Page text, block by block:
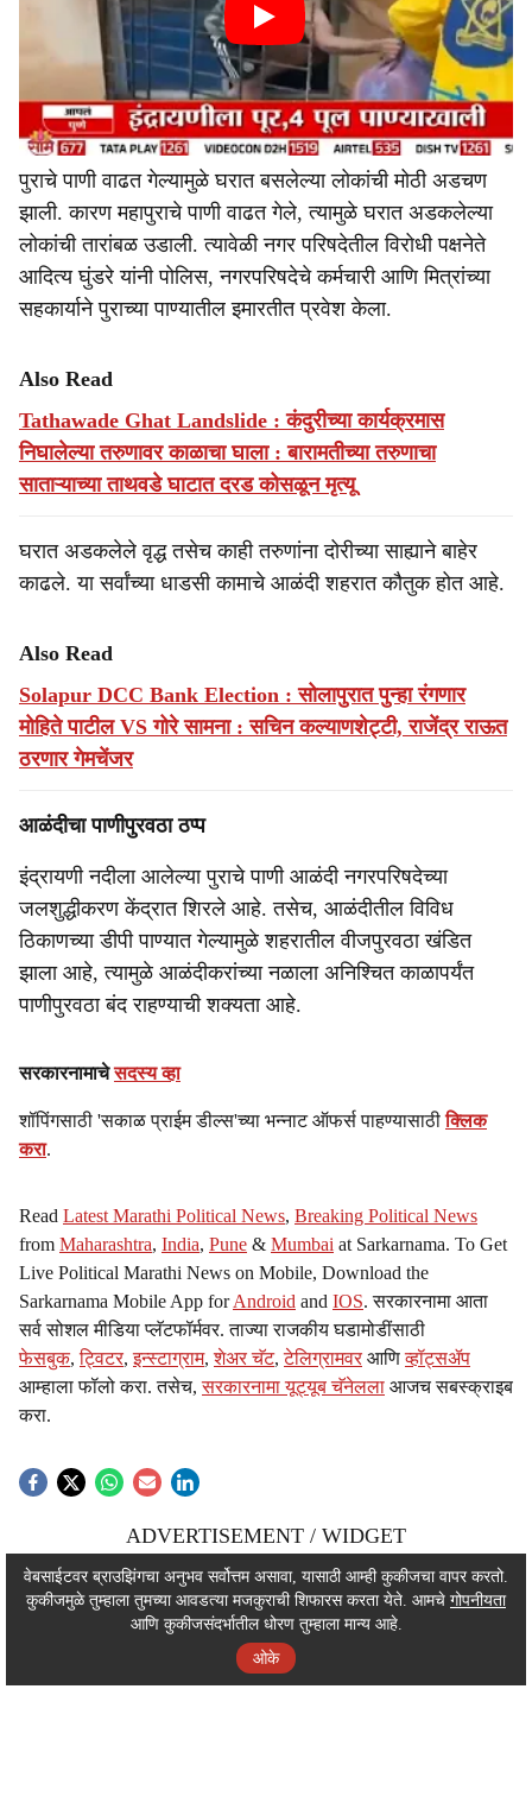
पुराचे पाणी वाढत गेल्यामुळे घरात बसलेल्या लोकांची मोठी अडचण
झाली. कारण महापुराचे पाणी वाढत गेले, त्यामुळे घरात अडकलेल्या
लोकांची तारांबळ उडाली. त्यावेळी नगर परिषदेतील विरोधी पक्षनेते
आदित्य घुंडरे यांनी पोलिस, नगरपरिषदेचे कर्मचारी आणि मित्रांच्या
सहकार्याने पुराच्या पाण्यातील इमारतीत प्रवेश केला.
Also Read
Tathawade Ghat Landslide : कंदुरीच्या कार्यक्रमास
निघालेल्या तरुणावर काळाचा घाला : बारामतीच्या तरुणाचा
साताऱ्याच्या ताथवडे घाटात दरड कोसळून मृत्यू
घरात अडकलेले वृद्ध तसेच काही तरुणांना दोरीच्या साह्याने बाहेर
काढले. या सर्वांच्या धाडसी कामाचे आळंदी शहरात कौतुक होत आहे.
Also Read
Solapur DCC Bank Election : सोलापुरात पुन्हा रंगणार
मोहिते पाटील VS गोरे सामना : सचिन कल्याणशेट्टी, राजेंद्र राऊत
ठरणार गेमचेंजर
आळंदीचा पाणीपुरवठा ठप्प
इंद्रायणी नदीला आलेल्या पुराचे पाणी आळंदी नगरपरिषदेच्या
जलशुद्धीकरण केंद्रात शिरले आहे. तसेच, आळंदीतील विविध
ठिकाणच्या डीपी पाण्यात गेल्यामुळे शहरातील वीजपुरवठा खंडित
झाला आहे, त्यामुळे आळंदीकरांच्या नळाला अनिश्चित काळापर्यंत
पाणीपुरवठा बंद राहण्याची शक्यता आहे.
सरकारनामाचेसदस्य व्हा
शॉपिंगसाठी 'सकाळ प्राईम डील्स'च्या भन्नाट ऑफर्स पाहण्यासाठीक्लिक
करा.
Read Latest Marathi Political News, Breaking Political News
from Maharashtra, India, Pune & Mumbai at Sarkarnama. To Get
Live Political Marathi News on Mobile, Download the
Sarkarnama Mobile App forAndroid and IOS. सरकारनामा आता
सर्व सोशल मीडिया प्लॅटफॉर्मवर. ताज्या राजकीय घडामोडींसाठी
फेसबुक,ट्विटर,इन्स्टाग्राम,शेअर चॅट,टेलिग्रामवर आणिव्हॉट्सॲप
आम्हाला फॉलो करा. तसेच,सरकारनामा यूट्यूब चॅनेलला आजच सबस्क्राइब
करा.
ADVERTISEMENT / WIDGET
ADVERTISEMENT / WIDGET
ADVERTISEMENT / WIDGET
वेबसाईटवर ब्राउझिंगचा अनुभव सर्वोत्तम असावा, यासाठी आम्ही कुकीजचा वापर करतो.
कुकीजमुळे तुम्हाला तुमच्या आवडत्या मजकुराची शिफारस करता येते. आमचे गोपनीयता
आणि कुकीजसंदर्भातील धोरण तुम्हाला मान्य आहे.
ओके